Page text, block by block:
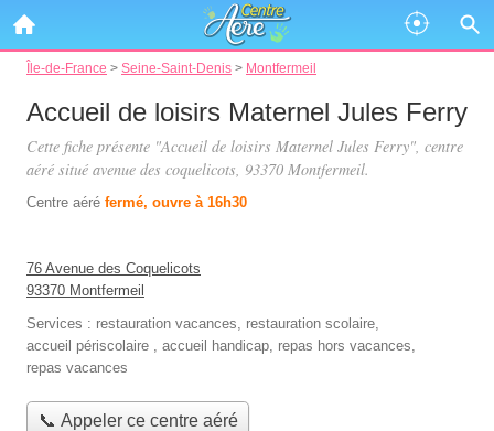
Île-de-France > Seine-Saint-Denis > Montfermeil
Accueil de loisirs Maternel Jules Ferry
Cette fiche présente "Accueil de loisirs Maternel Jules Ferry", centre
aéré situé avenue des coquelicots, 93370 Montfermeil.
Centre aéré fermé, ouvre à 16h30
76 Avenue des Coquelicots
93370 Montfermeil
Services : restauration vacances, restauration scolaire,
accueil périscolaire , accueil handicap, repas hors vacances,
repas vacances
📞 Appeler ce centre aéré